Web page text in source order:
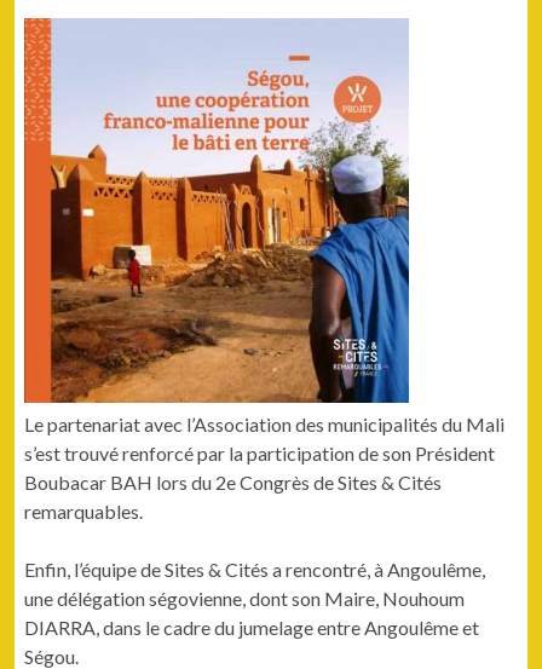
Le parte­nar­i­at avec l’Association des munic­i­pal­ités du Mali
s’est trou­vé ren­for­cé par la par­tic­i­pa­tion de son Prési­dent
Boubacar BAH lors du 2e Con­grès de Sites & Cités
remarquables.
Enfin, l’équipe de Sites & Cités a ren­con­tré, à Angoulême,
une délé­ga­tion ségovi­enne, dont son Maire, Nouhoum
DIARRA, dans le cadre du jume­lage entre Angoulême et
Ségou.